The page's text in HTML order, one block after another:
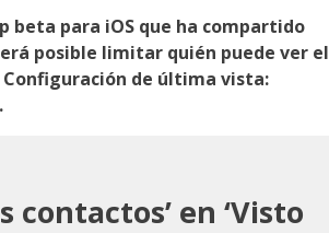
beta para iOS que ha compartido
posible limitar quién puede ver el
de última vista:
contactos’ en ‘Visto